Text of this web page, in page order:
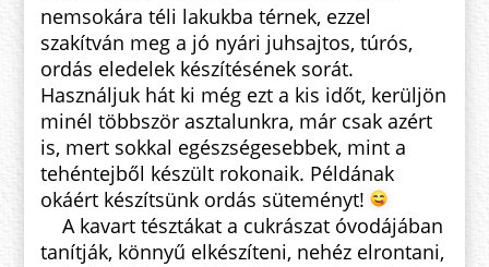
nemsokára téli lakukba térnek, ezzel
szakítván meg a jó nyári juhsajtos, túrós,
ordás eledelek készítésének sorát.
Használjuk hát ki még ezt a kis időt, kerüljön
minél többször asztalunkra, már csak azért
is, mert sokkal egészségesebbek, mint a
tehéntejből készült rokonaik. Példának
okáért készítsünk ordás süteményt!
A kavart tésztákat a cukrászat óvodájában
tanítják, könnyű elkészíteni, nehéz elrontani,